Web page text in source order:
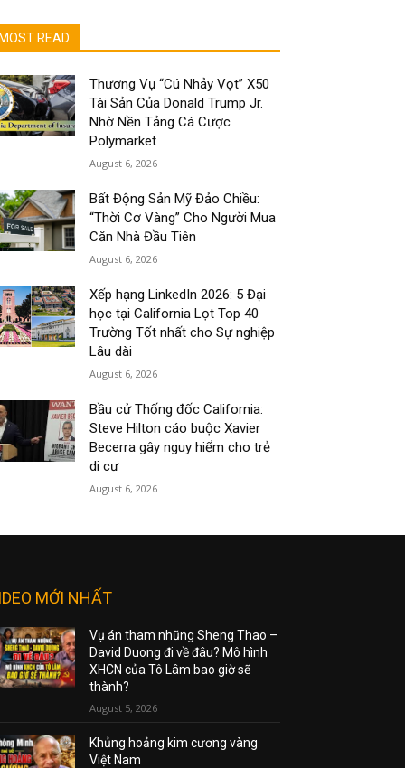
MOST READ
Thương Vụ “Cú Nhảy Vọt” X50
Tài Sản Của Donald Trump Jr.
Nhờ Nền Tảng Cá Cược
Polymarket
August 6, 2026
Bất Động Sản Mỹ Đảo Chiều:
“Thời Cơ Vàng” Cho Người Mua
Căn Nhà Đầu Tiên
August 6, 2026
Xếp hạng LinkedIn 2026: 5 Đại
học tại California Lọt Top 40
Trường Tốt nhất cho Sự nghiệp
Lâu dài
August 6, 2026
Bầu cử Thống đốc California:
Steve Hilton cáo buộc Xavier
Becerra gây nguy hiểm cho trẻ
di cư
August 6, 2026
MỚI NHẤT
Vụ án tham nhũng Sheng Thao –
David Duong đi về đâu? Mô hình
XHCN của Tô Lâm bao giờ sẽ
thành?
August 5, 2026
Khủng hoảng kim cương vàng
Việt Nam